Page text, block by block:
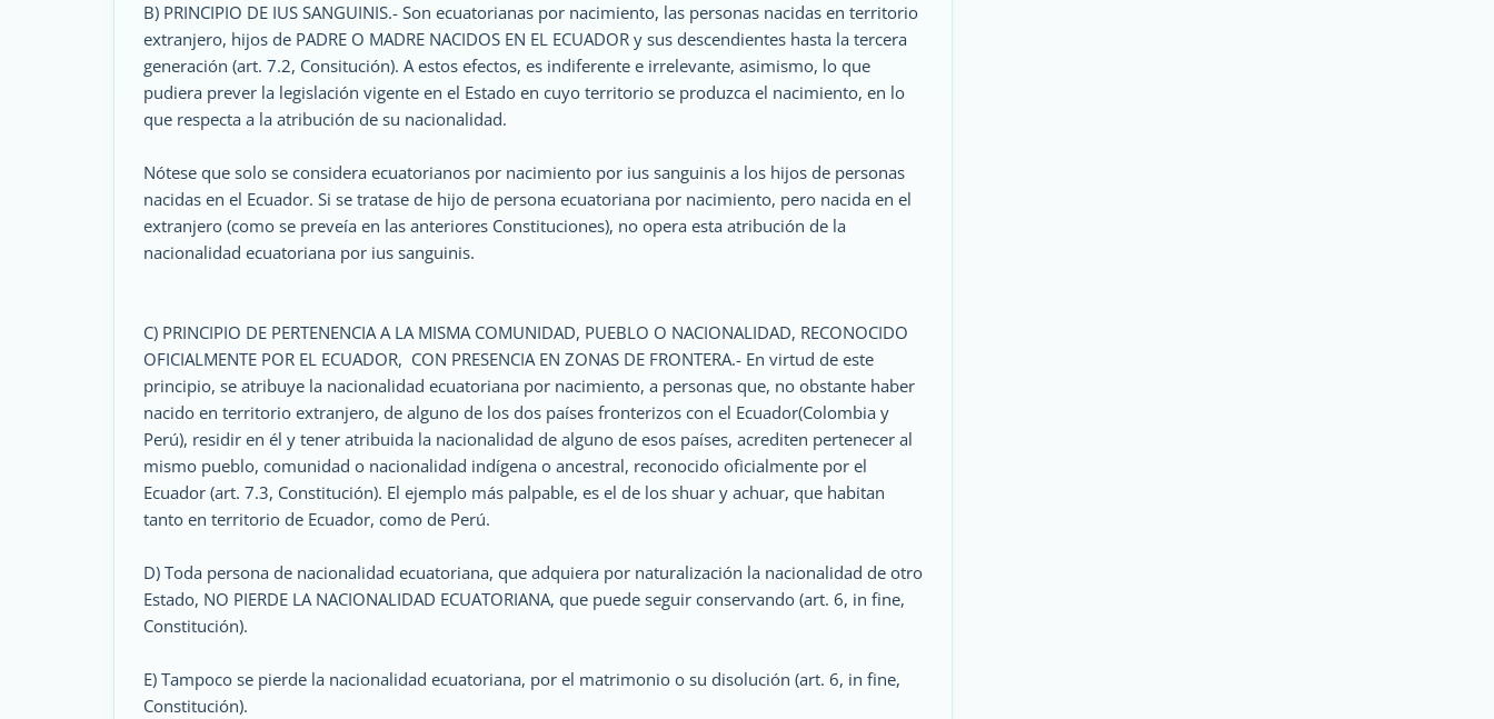
B) PRINCIPIO DE IUS SANGUINIS.- Son ecuatorianas por nacimiento, las personas nacidas en territorio
extranjero, hijos de PADRE O MADRE NACIDOS EN EL ECUADOR y sus descendientes hasta la tercera
generación (art. 7.2, Consitución). A estos efectos, es indiferente e irrelevante, asimismo, lo que
pudiera prever la legislación vigente en el Estado en cuyo territorio se produzca el nacimiento, en lo
que respecta a la atribución de su nacionalidad.
Nótese que solo se considera ecuatorianos por nacimiento por ius sanguinis a los hijos de personas
nacidas en el Ecuador. Si se tratase de hijo de persona ecuatoriana por nacimiento, pero nacida en el
extranjero (como se preveía en las anteriores Constituciones), no opera esta atribución de la
nacionalidad ecuatoriana por ius sanguinis.
C) PRINCIPIO DE PERTENENCIA A LA MISMA COMUNIDAD, PUEBLO O NACIONALIDAD, RECONOCIDO
OFICIALMENTE POR EL ECUADOR, CON PRESENCIA EN ZONAS DE FRONTERA.- En virtud de este
principio, se atribuye la nacionalidad ecuatoriana por nacimiento, a personas que, no obstante haber
nacido en territorio extranjero, de alguno de los dos países fronterizos con el Ecuador(Colombia y
Perú), residir en él y tener atribuida la nacionalidad de alguno de esos países, acrediten pertenecer al
mismo pueblo, comunidad o nacionalidad indígena o ancestral, reconocido oficialmente por el
Ecuador (art. 7.3, Constitución). El ejemplo más palpable, es el de los shuar y achuar, que habitan
tanto en territorio de Ecuador, como de Perú.
D) Toda persona de nacionalidad ecuatoriana, que adquiera por naturalización la nacionalidad de otro
Estado, NO PIERDE LA NACIONALIDAD ECUATORIANA, que puede seguir conservando (art. 6, in fine,
Constitución).
E) Tampoco se pierde la nacionalidad ecuatoriana, por el matrimonio o su disolución (art. 6, in fine,
Constitución).